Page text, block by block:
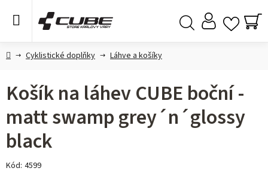
DomůCyklistické doplňky Láhve a košíky
Košík na láhev CUBE boční -
matt swamp grey´n´glossy
black
Kód: 4599